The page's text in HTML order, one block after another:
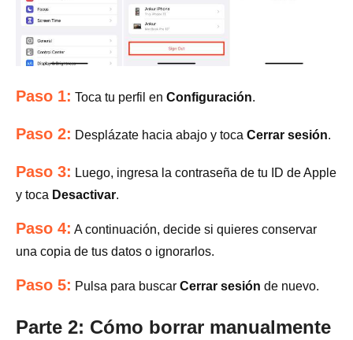
Paso 1: Toca tu perfil en Configuración.
Paso 2: Desplázate hacia abajo y toca Cerrar sesión.
Paso 3: Luego, ingresa la contraseña de tu ID de Apple
y toca Desactivar.
Paso 4: A continuación, decide si quieres conservar
una copia de tus datos o ignorarlos.
Paso 5: Pulsa para buscar Cerrar sesión de nuevo.
Parte 2: Cómo borrar manualmente